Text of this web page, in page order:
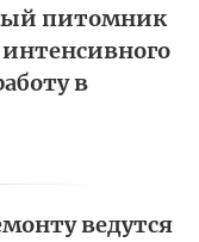
питомник
в
ведутся